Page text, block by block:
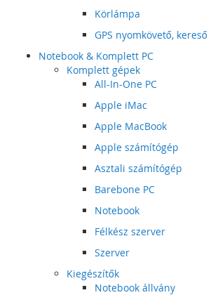
Körlámpa
GPS nyomkövető, kereső
Notebook & Komplett PC
Komplett gépek
All-In-One PC
Apple iMac
Apple MacBook
Apple számítógép
Asztali számítógép
Barebone PC
Notebook
Félkész szerver
Szerver
Kiegészítők
Notebook állvány